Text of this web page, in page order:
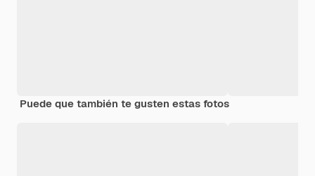
Puede que también te gusten estas fotos